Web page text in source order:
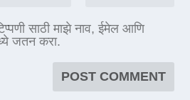
साठी माझे नाव, ईमेल आणि
जतन करा.